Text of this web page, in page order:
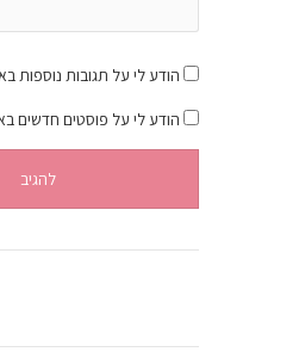
הודע לי על תגובות נוספות
הודע לי על פוסטים חדשים